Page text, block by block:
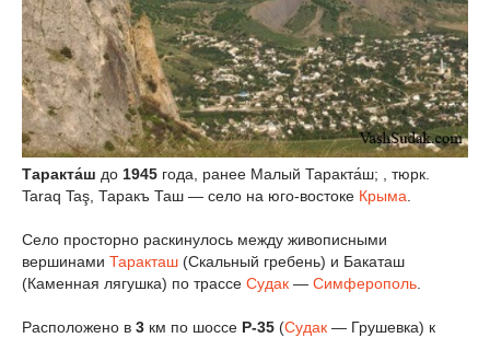
Таракта́ш до 1945 года, ранее Малый Таракта́ш; , тюрк.
Taraq Taş, Таракъ Таш — село на юго-востоке Крыма
Село просторно раскинулось между живописными
вершинами Таракташ (Скальный гребень) и Бакаташ
(Каменная лягушка) по трассе Судак — Симферополь
Расположено в 3 км по шоссе P-35 (Судак — Грушевка) к